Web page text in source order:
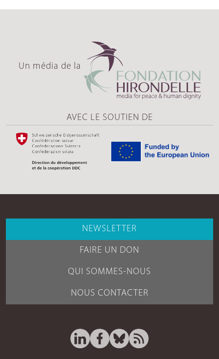
Un média de la
AVEC LE SOUTIEN DE
NEWSLETTER
FAIRE UN DON
QUI SOMMES-NOUS
NOUS CONTACTER